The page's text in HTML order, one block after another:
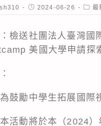
Post
published:
2024-06-26
Post
最
檢送社團法人臺灣
美國大學申請探
鼓勵中學生拓展國際
活動將於本（2024